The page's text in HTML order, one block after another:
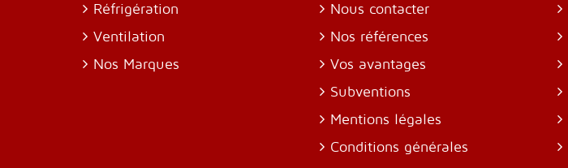
Réfrigération
Ventilation
Nos Marques
Nous contacter
Nos références
Vos avantages
Subventions
Mentions légales
Conditions générales